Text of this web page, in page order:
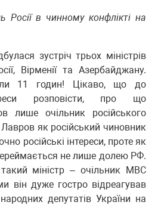
Росії в чинному конфлікті на
зустріч трьох міністрів
Вірменії та Азербайджану.
11 годин! Цікаво, що до
розповісти, про що
лише очільник російського
як російський чиновник
російські інтереси, проте як
не лише долею РФ.
міністр – очільник МВС
він дуже гостро відреагував
депутатів України на